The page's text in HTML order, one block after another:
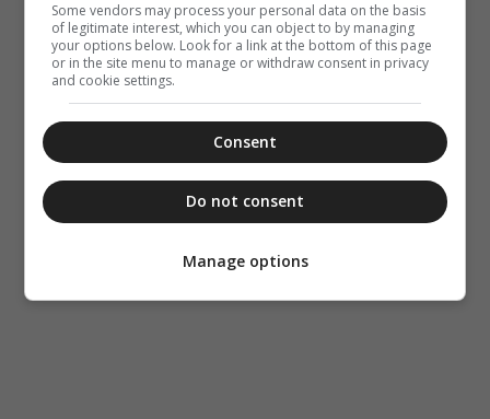
Some vendors may process your personal data on the basis
of legitimate interest, which you can object to by managing
your options below. Look for a link at the bottom of this page
or in the site menu to manage or withdraw consent in privacy
and cookie settings.
Consent
Do not consent
Manage options